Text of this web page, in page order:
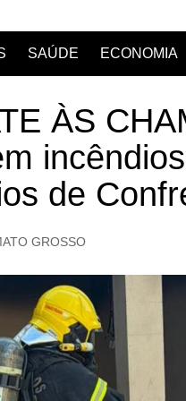
SAÚDE ECONOMIA
ÀS
de
GROSSO